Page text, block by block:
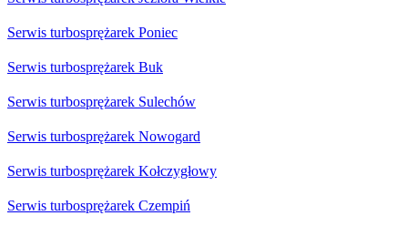
Serwis turbosprężarek Poniec
Serwis turbosprężarek Buk
Serwis turbosprężarek Sulechów
Serwis turbosprężarek Nowogard
Serwis turbosprężarek Kołczygłowy
Serwis turbosprężarek Czempiń